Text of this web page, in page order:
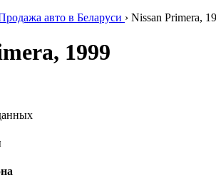
авто в Беларуси › Nissan Primera,
1999